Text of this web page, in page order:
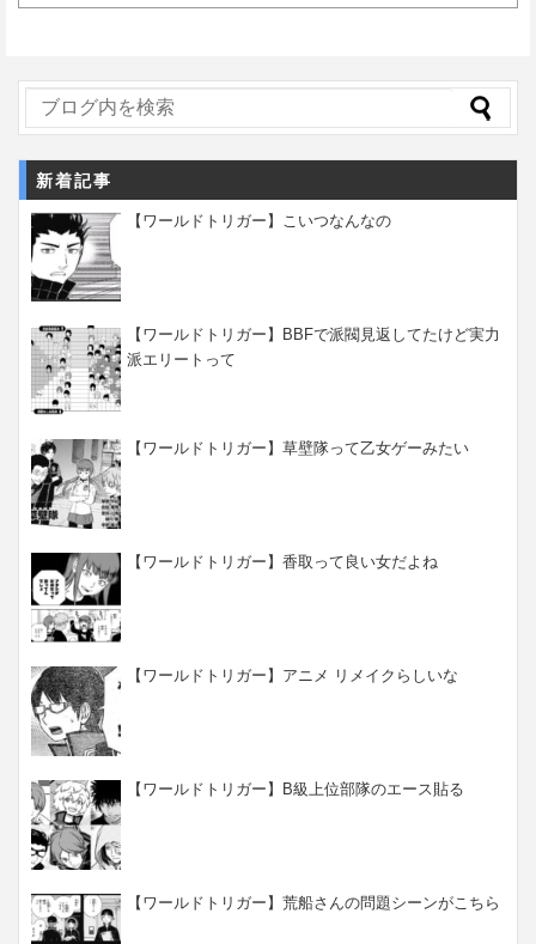
新着記事
【ワールドトリガー】こいつなんなの
【ワールドトリガー】BBFで派閥見返してたけど実力
派エリートって
【ワールドトリガー】草壁隊って乙女ゲーみたい
【ワールドトリガー】香取って良い女だよね
【ワールドトリガー】アニメ リメイクらしいな
【ワールドトリガー】B級上位部隊のエース貼る
【ワールドトリガー】荒船さんの問題シーンがこちら